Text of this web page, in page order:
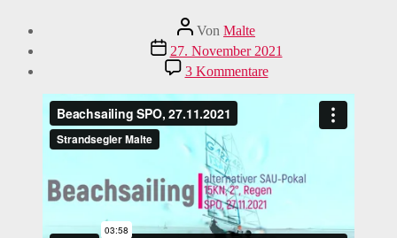
Beitragsautor
Von Malte
Veröffentlichungsdatum
27. November 2021
3 Kommentarezu
Der
inoffizielle